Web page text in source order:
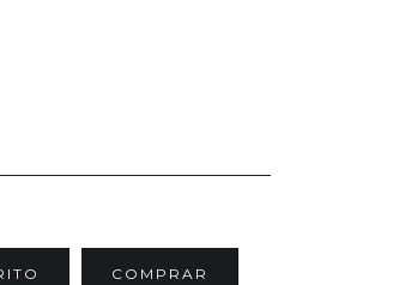
COMPRAR